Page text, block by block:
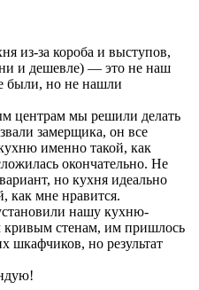
из-за короба и выступов,
и дешевле) — это не наш
были, но не нашли
центрам мы решили делать
замерщика, он все
именно такой, как
окончательно. Не
но кухня идеально
как мне нравится.
нашу кухню-
кривым стенам, им пришлось
шкафчиков, но результат